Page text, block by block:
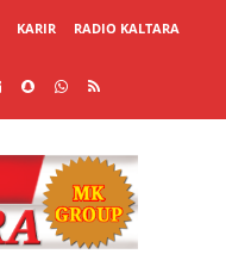
KARIR
RADIO KALTARA